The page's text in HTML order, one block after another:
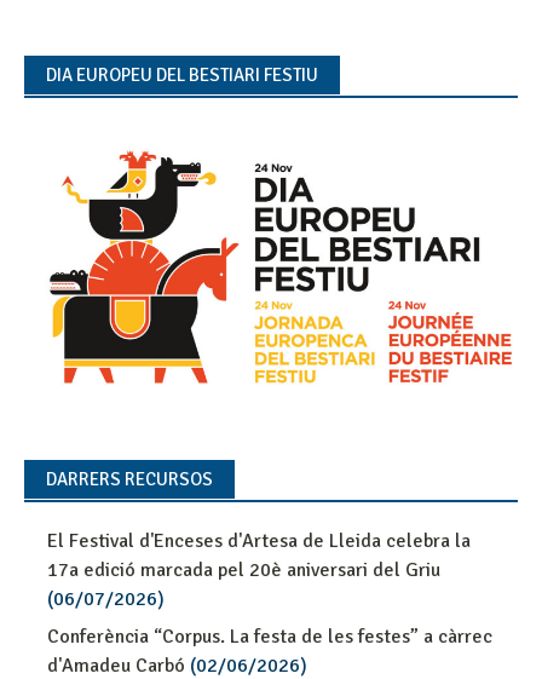
DIA EUROPEU DEL BESTIARI FESTIU
DARRERS RECURSOS
El Festival d'Enceses d'Artesa de Lleida celebra la
17a edició marcada pel 20è aniversari del Griu
(06/07/2026)
Conferència “Corpus. La festa de les festes” a càrrec
d'Amadeu Carbó (02/06/2026)